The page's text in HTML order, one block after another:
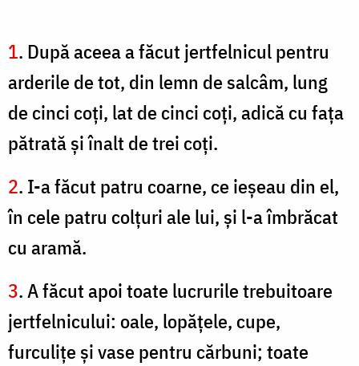
1. După aceea a făcut jertfelnicul pentru
arderile de tot, din lemn de salcâm, lung
de cinci coţi, lat de cinci coţi, adică cu faţa
pătrată şi înalt de trei coţi.
2. I-a făcut patru coarne, ce ieşeau din el,
în cele patru colţuri ale lui, şi l-a îmbrăcat
cu aramă.
3. A făcut apoi toate lucrurile trebuitoare
jertfelnicului: oale, lopăţele, cupe,
furculiţe şi vase pentru cărbuni; toate